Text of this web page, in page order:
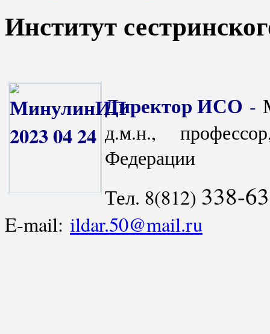
Институт
Директор ИСО -
д.м.н.,
Федерации
Тел. 8(812) 338-
E-mail: ildar.50@mail.ru